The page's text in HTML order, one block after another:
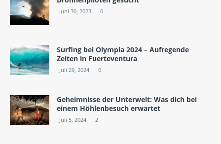
Juni 30, 2023 0
Surfing bei Olympia 2024 – Aufregende
Zeiten in Fuerteventura
Juli 29, 2024 0
Geheimnisse der Unterwelt: Was dich bei
einem Höhlenbesuch erwartet
Juli 5, 2024 2